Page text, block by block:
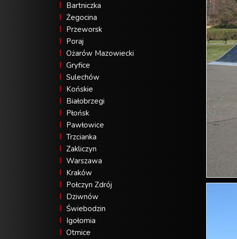
Bartniczka
Żegocina
Przeworsk
Poraj
Ożarów Mazowiecki
Gryfice
Sulechów
Końskie
Białobrzegi
Płońsk
Pawłowice
Trzcianka
Zakliczyn
Warszawa
Kraków
Połczyn Zdrój
Dziwnów
Świebodzin
Igołomia
Otmice